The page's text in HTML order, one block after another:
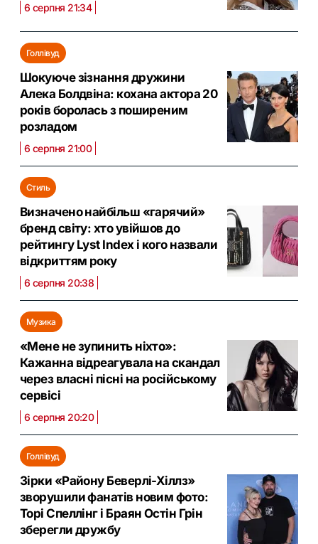
6 серпня 21:34
Голлівуд
Шокуюче зізнання дружини
Алека Болдвіна: кохана актора 20
років боролась з поширеним
розладом
6 серпня 21:00
Стиль
Визначено найбільш «гарячий»
бренд світу: хто увійшов до
рейтингу Lyst Index і кого назвали
відкриттям року
6 серпня 20:38
Музика
«Мене не зупинить ніхто»:
Кажанна відреагувала на скандал
через власні пісні на російському
сервісі
6 серпня 20:20
Голлівуд
Зірки «Району Беверлі-Хіллз»
зворушили фанатів новим фото:
Торі Спеллінг і Браян Остін Грін
зберегли дружбу